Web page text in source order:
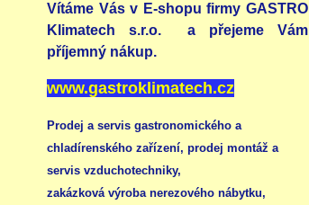
Vítáme Vás v E-shopu firmy GASTRO
Klimatech s.r.o. a přejeme Vám
příjemný nákup.
www.gastroklimatech.cz
Prodej a servis gastronomického a
chladírenského zařízení, prodej montáž a
servis vzduchotechniky,
zakázková výroba nerezového nábytku,